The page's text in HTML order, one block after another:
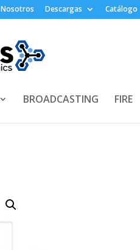
Nosotros Descargas Catálogo
BROADCASTING FIRE